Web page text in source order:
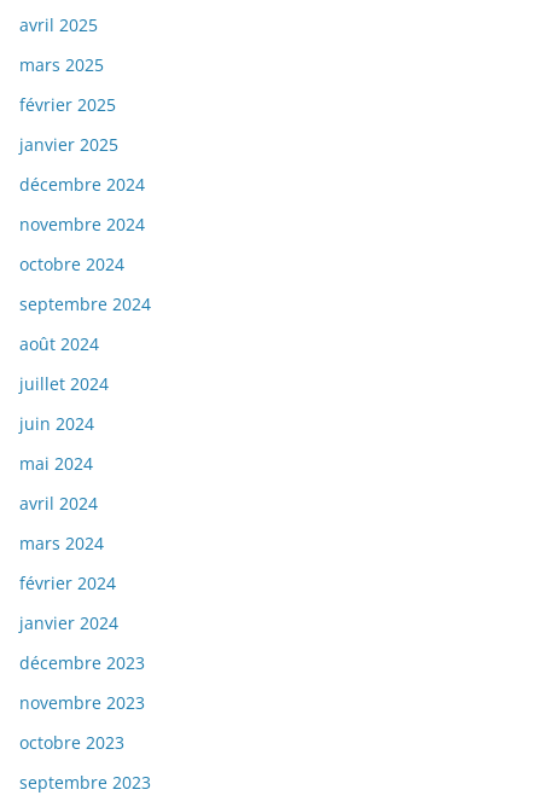
avril 2025
mars 2025
février 2025
janvier 2025
décembre 2024
novembre 2024
octobre 2024
septembre 2024
août 2024
juillet 2024
juin 2024
mai 2024
avril 2024
mars 2024
février 2024
janvier 2024
décembre 2023
novembre 2023
octobre 2023
septembre 2023